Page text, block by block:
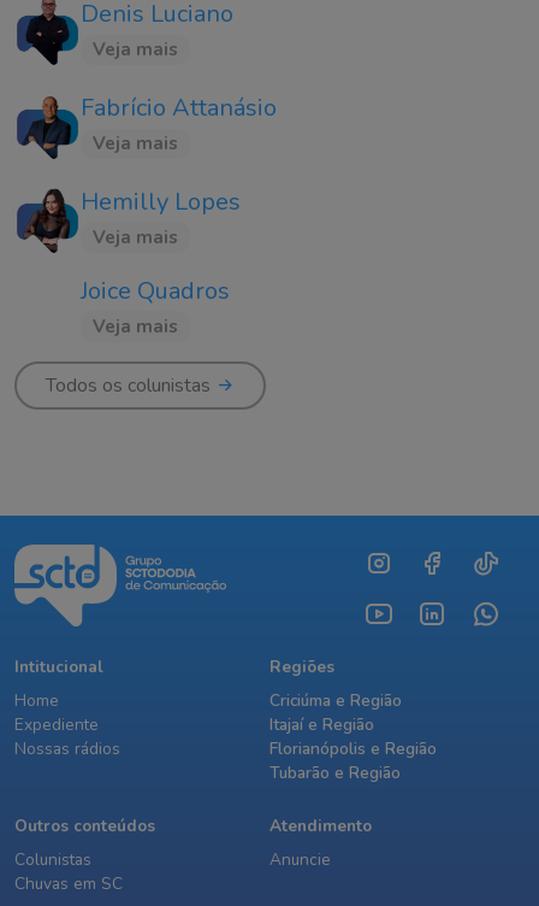
Denis Luciano
Veja mais
Fabrício Attanásio
Veja mais
Hemilly Lopes
Veja mais
Joice Quadros
Veja mais
Todos os colunistas
Intitucional
Home
Expediente
Nossas rádios
Regiões
Criciúma e Região
Itajaí e Região
Florianópolis e Região
Tubarão e Região
Outros conteúdos
Colunistas
Chuvas em SC
Atendimento
Anuncie